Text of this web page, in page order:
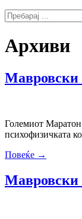
Архиви
Големиот Маратон
психофизичката
Повеќе →
Мавровски